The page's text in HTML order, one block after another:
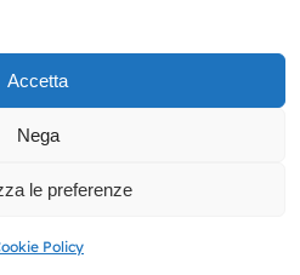
Accetta
Nega
le preferenze
Policy
presso il tribunale di
legge. Si nega l’utilizzo delle